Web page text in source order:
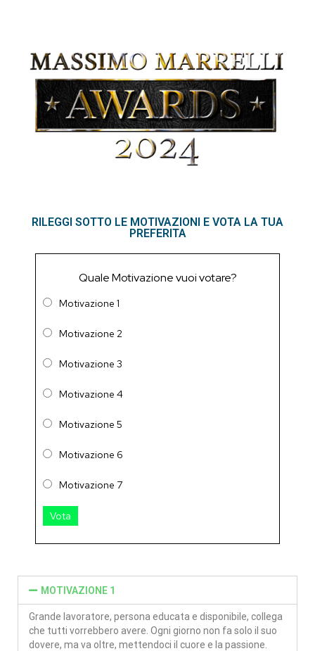
RILEGGI SOTTO LE MOTIVAZIONI E VOTA LA TUA
PREFERITA
Quale Motivazione vuoi votare?
Motivazione 1
Motivazione 2
Motivazione 3
Motivazione 4
Motivazione 5
Motivazione 6
Motivazione 7
Vota
MOTIVAZIONE 1
Grande lavoratore, persona educata e disponibile, collega
che tutti vorrebbero avere. Ogni giorno non fa solo il suo
dovere, ma va oltre, mettendoci il cuore e la passione.